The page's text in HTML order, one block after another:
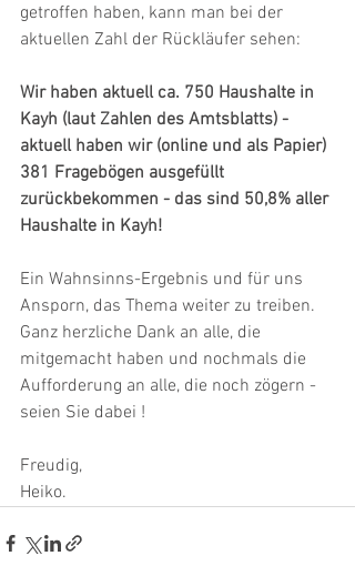
getroffen haben, kann man bei der
aktuellen Zahl der Rückläufer sehen:
Wir haben aktuell ca. 750 Haushalte in
Kayh (laut Zahlen des Amtsblatts) -
aktuell haben wir (online und als Papier)
381 Fragebögen ausgefüllt
zurückbekommen - das sind 50,8% aller
Haushalte in Kayh!
Ein Wahnsinns-Ergebnis und für uns
Ansporn, das Thema weiter zu treiben.
Ganz herzliche Dank an alle, die
mitgemacht haben und nochmals die
Aufforderung an alle, die noch zögern -
seien Sie dabei !
Freudig,
Heiko.